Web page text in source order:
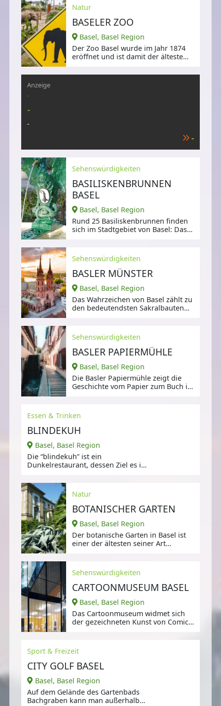
Natur
BASELER ZOO
Basel, Basel Region
Der Zoo Basel wurde im Jahr 1874
eröffnet und ist damit der älteste
Anzeige
-
-
-
-
Sehenswürdigkeiten
BASILISKENBRUNNEN
BASEL
Basel, Basel Region
Rund 25 Basiliskenbrunnen finden
sich im Stadtgebiet von Basel: Das
Sehenswürdigkeiten
BASLER MÜNSTER
Basel, Basel Region
Das Wahrzeichen von Basel zählt zu
den bedeutendsten Sakralbauten
Sehenswürdigkeiten
BASLER PAPIERMÜHLE
Basel, Basel Region
Die Basler Papiermühle zeigt die
Geschichte vom Papier zum Buch in
Essen & Trinken
BLINDEKUH
Basel, Basel Region
Die “blindekuh” ist ein
Dunkelrestaurant, dessen Ziel es ist,
Natur
BOTANISCHER GARTEN
Basel, Basel Region
Der botanische Garten in Basel ist
einer der ältesten seiner Art
Sehenswürdigkeiten
CARTOONMUSEUM BASEL
Basel, Basel Region
Das Cartoonmuseum widmet sich
der gezeichneten Kunst von Comics,
Sport & Freizeit
CITY GOLF BASEL
Basel, Basel Region
Auf dem Gelände des Gartenbads
Bachgraben kann man außerhalb